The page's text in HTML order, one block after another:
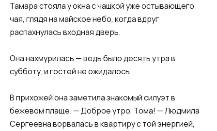
Тамара стояла у окна с чашкой уже остывающего
чая, глядя на майское небо, когда вдруг
распахнулась входная дверь.
Она нахмурилась — ведь было десять утра в
субботу, и гостей не ожидалось.
В прихожей она заметила знакомый силуэт в
бежевом плаще. — Доброе утро, Тома! — Людмила
Сергеевна ворвалась в квартиру с той энергией,